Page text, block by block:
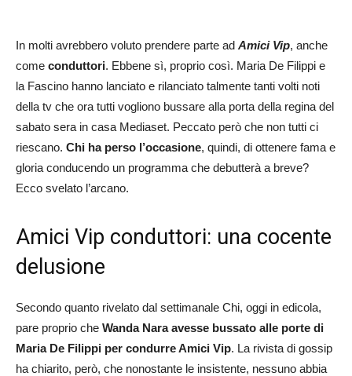
In molti avrebbero voluto prendere parte ad Amici Vip, anche
come conduttori. Ebbene sì, proprio così. Maria De Filippi e
la Fascino hanno lanciato e rilanciato talmente tanti volti noti
della tv che ora tutti vogliono bussare alla porta della regina del
sabato sera in casa Mediaset. Peccato però che non tutti ci
riescano. Chi ha perso l’occasione, quindi, di ottenere fama e
gloria conducendo un programma che debutterà a breve?
Ecco svelato l’arcano.
Amici Vip conduttori: una cocente
delusione
Secondo quanto rivelato dal settimanale Chi, oggi in edicola,
pare proprio che Wanda Nara avesse bussato alle porte di
Maria De Filippi per condurre Amici Vip. La rivista di gossip
ha chiarito, però, che nonostante le insistente, nessuno abbia